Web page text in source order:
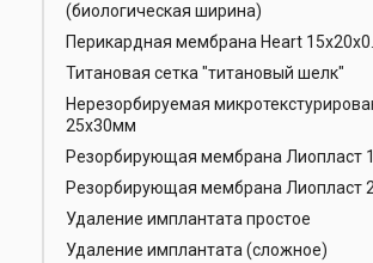
(биологическая ширина)
Перикардная мембрана Heart
Титановая сетка "титановый шелк"
Нерезорбируемая
25х30мм
Резорбирующая мембрана Лиопласт
Резорбирующая мембрана Лиопласт
Удаление имплантата простое
Удаление имплантата (сложное)